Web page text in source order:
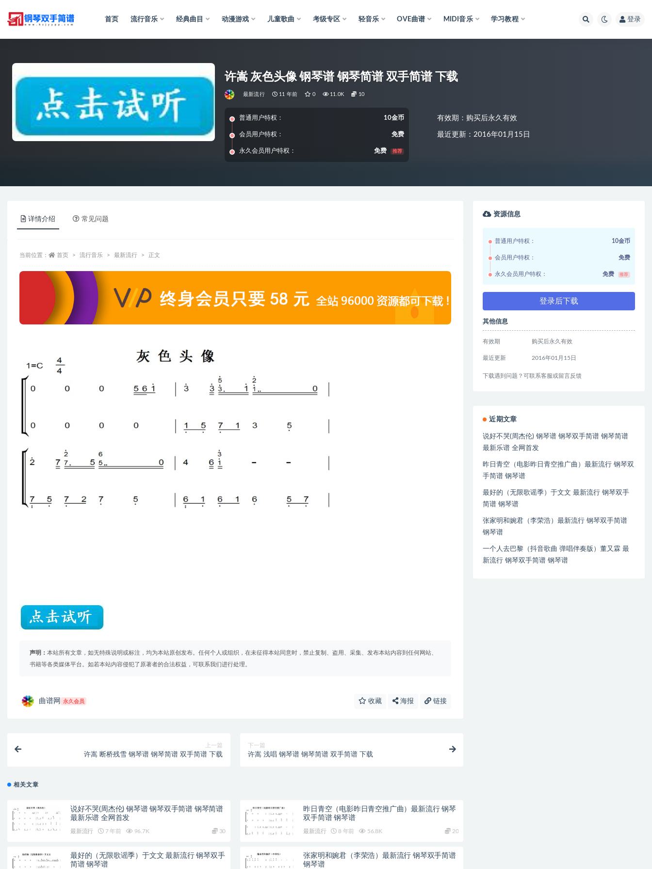
首页 流行音乐 经典曲目 动漫游戏 儿童歌曲 考级专区 轻音乐 OVE曲谱 MIDI音乐 学习教程 登录
许嵩 灰色头像 钢琴谱 钢琴简谱 双手简谱 下载
最新流行 11 年前 0 11.0K 10
普通用户特权： 10金币
会员用户特权： 免费
永久会员用户特权： 免费 推荐
有效期：购买后永久有效
最近更新：2016年01月15日
详情介绍 常见问题
当前位置： 首页 流行音乐 最新流行 正文
声明： 本站所有文章，如无特殊说明或标注，均为本站原创发布。任何个人或组织，在未征得本站同意时，禁止复制、盗用、采集、发布本站内容到任何网站、
书籍等各类媒体平台。如若本站内容侵犯了原著者的合法权益，可联系我们进行处理。
曲谱网 永久会员 收藏 海报 链接
上一篇
许嵩 断桥残雪 钢琴谱 钢琴简谱 双手简谱 下载
下一篇
许嵩 浅唱 钢琴谱 钢琴简谱 双手简谱 下载
相关文章
说好不哭(周杰伦) 钢琴谱 钢琴双手简谱 钢琴简谱
最新乐谱 全网首发
最新流行 7 年前 96.7K 30
昨日青空（电影昨日青空推广曲）最新流行 钢琴
双手简谱 钢琴谱
最新流行 8 年前 56.8K 20
最好的（无限歌谣季）于文文 最新流行 钢琴双手
简谱 钢琴谱
张家明和婉君（李荣浩）最新流行 钢琴双手简谱
钢琴谱
资源信息
普通用户特权： 10金币
会员用户特权： 免费
永久会员用户特权： 免费 推荐
登录后下载
其他信息
有效期 购买后永久有效
最近更新 2016年01月15日
下载遇到问题？可联系客服或留言反馈
近期文章
说好不哭(周杰伦) 钢琴谱 钢琴双手简谱 钢琴简谱
最新乐谱 全网首发
昨日青空（电影昨日青空推广曲）最新流行 钢琴双
手简谱 钢琴谱
最好的（无限歌谣季）于文文 最新流行 钢琴双手
简谱 钢琴谱
张家明和婉君（李荣浩）最新流行 钢琴双手简谱
钢琴谱
一个人去巴黎（抖音歌曲 弹唱伴奏版）董又霖 最
新流行 钢琴双手简谱 钢琴谱